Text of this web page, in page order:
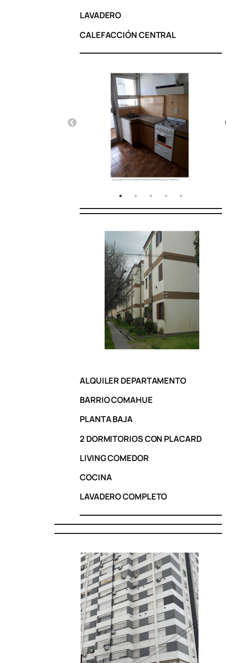
LAVADERO
CALEFACCIÓN CENTRAL
ALQUILER DEPARTAMENTO
BARRIO COMAHUE
PLANTA BAJA
2 DORMITORIOS CON PLACARD
LIVING COMEDOR
COCINA
LAVADERO COMPLETO